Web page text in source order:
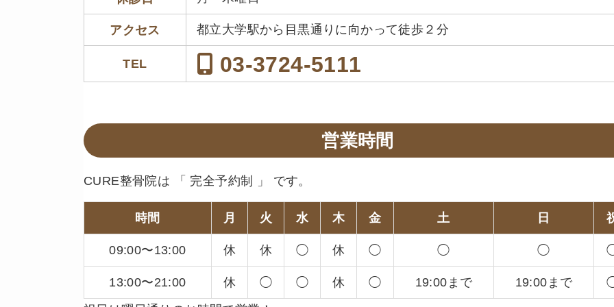
アクセス 都立大学駅から目黒通りに向かって徒歩２分
TEL 03-3724-5111
営業時間
CURE整骨院は 「 完全予約制 」 です。
時間 月 火 水 木 金 土 日
09:00〜13:00 休 休 ◯ 休 ◯ ◯ ◯
13:00〜21:00 休 ◯ ◯ 休 ◯ 19:00まで 19:00まで